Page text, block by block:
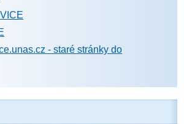
- staré stránky do